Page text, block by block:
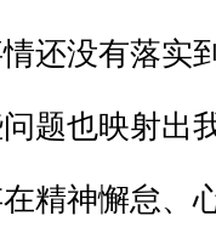
还没有落实
题也映射出
精神懈怠、